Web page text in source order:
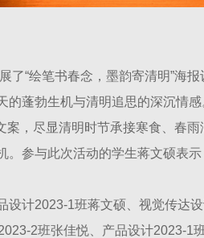
“绘笔书春念，墨韵寄清明”海报
的蓬勃生机与清明追思的深沉情
案，尽显清明时节承接寒食、春
。参与此次活动的学生蒋文硕表
设计2023-1班蒋文硕、视觉传达
2班张佳悦、产品设计2023-